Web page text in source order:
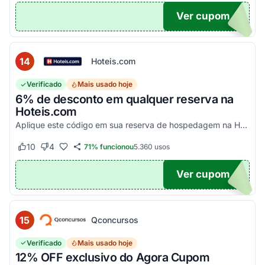
UPOM
Ver cupom
14 Hoteis.com
Verificado Mais usado hoje
6% de desconto em qualquer reserva na
Hoteis.com
Aplique este código em sua reserva de hospedagem na Hoteis.com para obter 6% de desconto em estabelecimentos participantes da promoção.
Este cupom funcionou
10 Este cupom não funcionou
4 71% funcionou5.360 usos
POM6
Ver cupom
15 Qconcursos
Verificado Mais usado hoje
12% OFF exclusivo do Agora Cupom